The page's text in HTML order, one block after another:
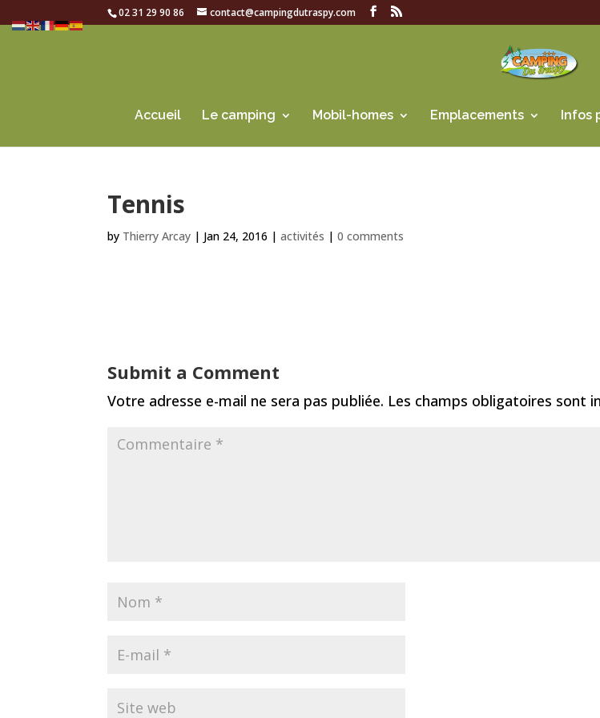
02 31 29 90 86 contact@campingdutraspy.com
Accueil Le camping Mobil-homes Emplacements Infos
Tennis
by Thierry Arcay | Jan 24, 2016 |activités |0 comments
Submit a Comment
Votre adresse e-mail ne sera pas publiée. Les champs obligatoires sont